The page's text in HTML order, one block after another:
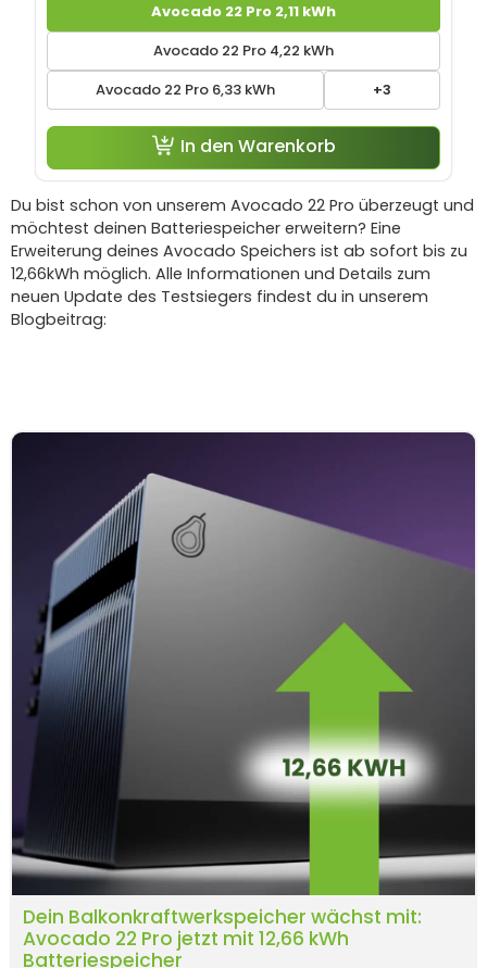
Avocado 22 Pro 2,11 kWh
Avocado 22 Pro 4,22 kWh
Avocado 22 Pro 6,33 kWh
+3
In den Warenkorb
Du bist schon von unserem Avocado 22 Pro überzeugt und
möchtest deinen Batteriespeicher erweitern? Eine
Erweiterung deines Avocado Speichers ist ab sofort bis zu
12,66kWh möglich. Alle Informationen und Details zum
neuen Update des Testsiegers findest du in unserem
Blogbeitrag:
Dein Balkonkraftwerkspeicher wächst mit:
Avocado 22 Pro jetzt mit 12,66 kWh
Batteriespeicher